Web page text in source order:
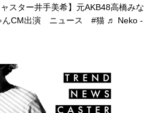
スター井手美希】元AKB48高橋みな
んCM出演 ニュース #猫 ♬ Neko -